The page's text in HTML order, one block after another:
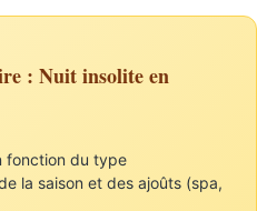
: Nuit insolite en
fonction du type
la saison et des ajoûts (spa,